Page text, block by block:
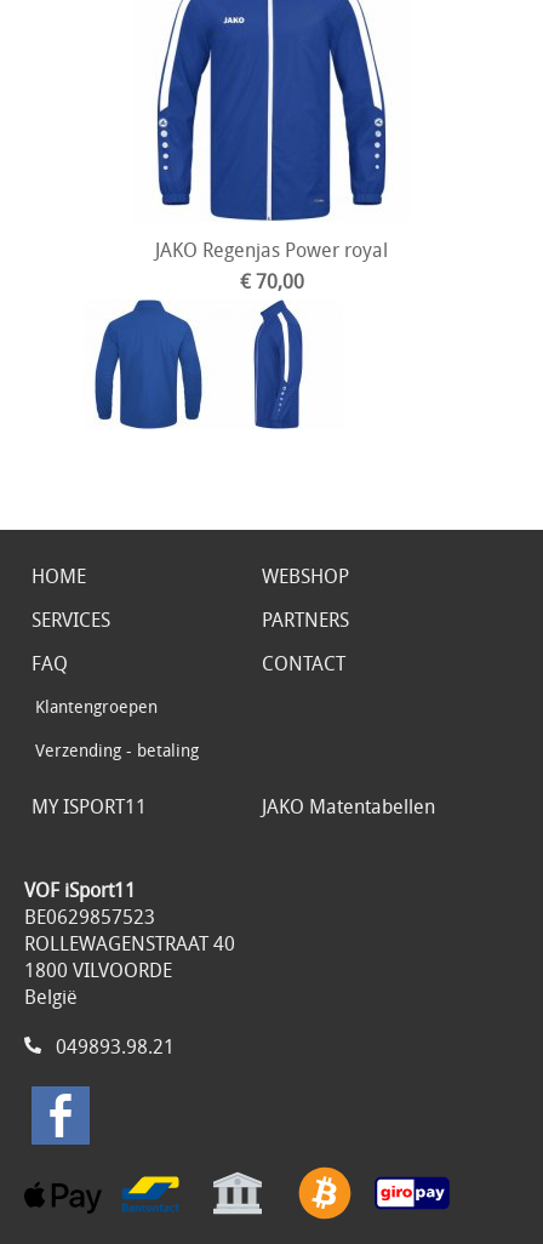
JAKO Regenjas Power royal
€ 70,00
HOME
WEBSHOP
SERVICES
PARTNERS
FAQ
Klantengroepen
Verzending - betaling
CONTACT
MY ISPORT11 JAKO Matentabellen
VOF iSport11
BE0629857523
ROLLEWAGENSTRAAT 40
1800 VILVOORDE
België
049893.98.21